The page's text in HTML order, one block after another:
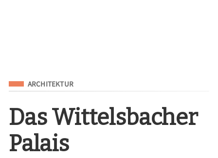
Eingeordnet unter
ARCHITEKTUR
Das Wittelsbacher
Palais